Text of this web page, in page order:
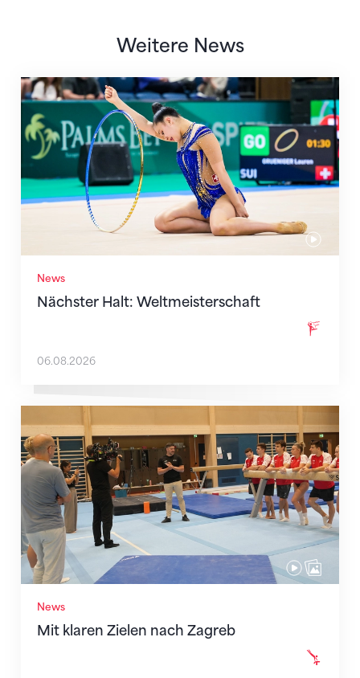
Weitere News
News
Nächster Halt: Weltmeisterschaft
Nächster Halt: Weltmeisterschaft
06.08.2026
News
Mit klaren Zielen nach Zagreb
Mit klaren Zielen nach Zagreb